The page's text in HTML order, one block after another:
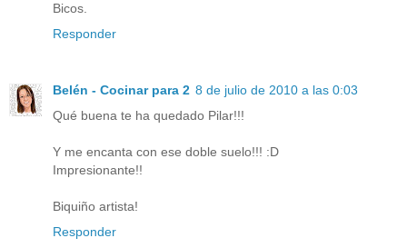
Bicos.
Responder
Belén - Cocinar para 2 8 de julio de 2010 a las 0:03
Qué buena te ha quedado Pilar!!!
Y me encanta con ese doble suelo!!! :D
Impresionante!!
Biquiño artista!
Responder